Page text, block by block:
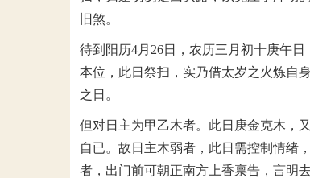
旧煞。
待到阳历4月26日，农历三月初十庚午
本位，此日祭扫，实乃借太岁之火炼自
之日。
但对日主为甲乙木者。此日庚金克木，
自已。故日主木弱者，此日需控制情绪
者，出门前可朝正南方上香禀告，言明